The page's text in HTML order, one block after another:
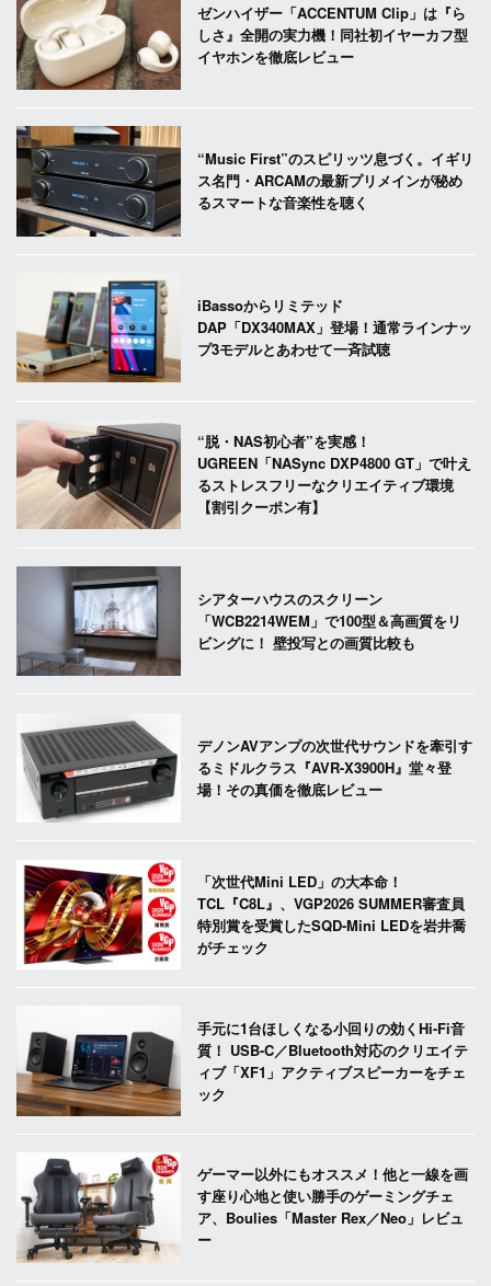
ゼンハイザー「ACCENTUM Clip」は『ら
しさ』全開の実力機！同社初イヤーカフ型
イヤホンを徹底レビュー
“Music First”のスピリッツ息づく。イギリ
ス名門・ARCAMの最新プリメインが秘め
るスマートな音楽性を聴く
iBassoからリミテッド
DAP「DX340MAX」登場！通常ラインナッ
プ3モデルとあわせて一斉試聴
“脱・NAS初心者”を実感！
UGREEN「NASync DXP4800 GT」で叶え
るストレスフリーなクリエイティブ環境
【割引クーポン有】
シアターハウスのスクリーン
「WCB2214WEM」で100型＆高画質をリ
ビングに！ 壁投写との画質比較も
デノンAVアンプの次世代サウンドを牽引す
るミドルクラス『AVR-X3900H』堂々登
場！その真価を徹底レビュー
「次世代Mini LED」の大本命！
TCL『C8L』、VGP2026 SUMMER審査員
特別賞を受賞したSQD-Mini LEDを岩井喬
がチェック
手元に1台ほしくなる小回りの効くHi-Fi音
質！ USB-C／Bluetooth対応のクリエイテ
ィブ「XF1」アクティブスピーカーをチェ
ック
ゲーマー以外にもオススメ！他と一線を画
す座り心地と使い勝手のゲーミングチェ
ア、Boulies「Master Rex／Neo」レビュ
ー